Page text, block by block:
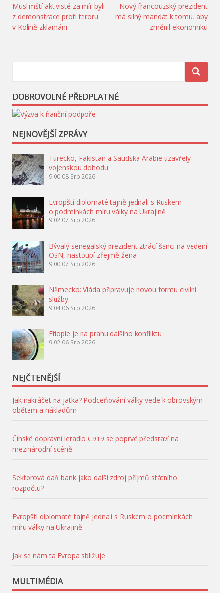
Navigace
pro
Muslimští aktivisté za mír byli
z demonstrace proti teroru
v Kolíně zklamáni
Nový francouzský prezident
má silný mandát k tomu, aby
změnil ekonomiku
DOBROVOLNÉ PŘEDPLATNÉ
NEJNOVĚJŠÍ ZPRÁVY
Turecko, Pákistán a Saúdská Arábie uzavřely
vojenskou dohodu
9:00 08 Srp 2026
Evropští diplomaté tajně jednali s Ruskem
o podmínkách míru války na Ukrajině
9:02 07 Srp 2026
Bývalý senegalský prezident ztrácí šanci na vedení
OSN, nastoupí zřejmě žena
9:00 07 Srp 2026
Německo: Vláda připravuje novou formu civilní
služby
9:04 06 Srp 2026
Etiopie je na prahu dalšího konfliktu
9:02 06 Srp 2026
NEJČTENĚJŠÍ
Jak nakráčet na jatka? Podceňování války vede k obrovským
obětem a nákladům
Čínské dopravní letadlo C919 se poprvé představí na
mezinárodní scéně
Sektorová daň bank jako další zdroj příjmů státního
rozpočtu?
Evropští diplomaté tajně jednali s Ruskem o podmínkách
míru války na Ukrajině
Jak se nám ta Evropa sbližuje
MULTIMÉDIA